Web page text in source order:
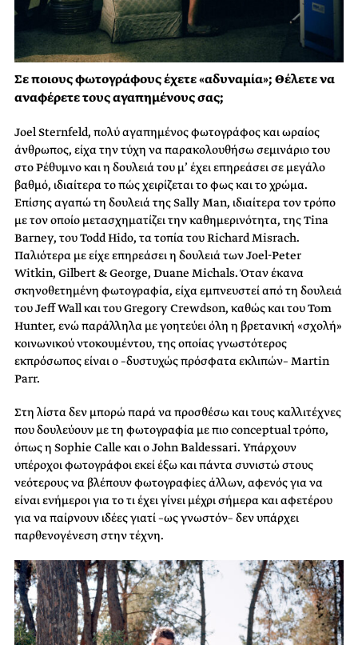
Σε ποιους φωτογράφους έχετε «αδυναμία»; Θέλετε να
αναφέρετε τους αγαπημένους σας;
Joel Sternfeld, πολύ αγαπημένος φωτογράφος και ωραίος
άνθρωπος, είχα την τύχη να παρακολουθήσω σεμινάριο του
στο Ρέθυμνο και η δουλειά του μ’ έχει επηρεάσει σε μεγάλο
βαθμό, ιδιαίτερα το πώς χειρίζεται το φως και το χρώμα.
Επίσης αγαπώ τη δουλειά της Sally Man, ιδιαίτερα τον τρόπο
με τον οποίο μετασχηματίζει την καθημερινότητα, της Tina
Barney, του Todd Hido, τα τοπία του Richard Misrach.
Παλιότερα με είχε επηρεάσει η δουλειά των Joel-Peter
Witkin, Gilbert & George, Duane Michals. Όταν έκανα
σκηνοθετημένη φωτογραφία, είχα εμπνευστεί από τη δουλειά
του Jeff Wall και του Gregory Crewdson, καθώς και του Tom
Hunter, ενώ παράλληλα με γοητεύει όλη η βρετανική «σχολή»
κοινωνικού ντοκουμέντου, της οποίας γνωστότερος
εκπρόσωπος είναι ο –δυστυχώς πρόσφατα εκλιπών– Martin
Parr.
Στη λίστα δεν μπορώ παρά να προσθέσω και τους καλλιτέχνες
που δουλεύουν με τη φωτογραφία με πιο conceptual τρόπο,
όπως η Sophie Calle και ο John Baldessari. Υπάρχουν
υπέροχοι φωτογράφοι εκεί έξω και πάντα συνιστώ στους
νεότερους να βλέπουν φωτογραφίες άλλων, αφενός για να
είναι ενήμεροι για το τι έχει γίνει μέχρι σήμερα και αφετέρου
για να παίρνουν ιδέες γιατί –ως γνωστόν– δεν υπάρχει
παρθενογένεση στην τέχνη.